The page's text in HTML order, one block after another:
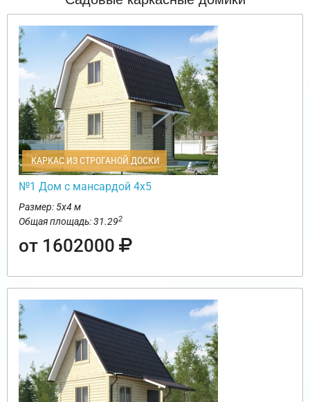
КАРКАС ИЗ СТРОГАНОЙ ДОСКИ
№1 Дом с мансардой 4х5
Размер: 5х4 м
Общая площадь: 31.292
от 1602000